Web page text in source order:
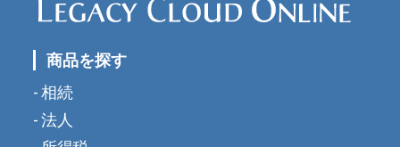
商品を探す
相続
法人